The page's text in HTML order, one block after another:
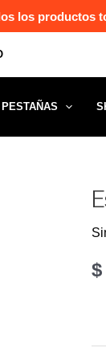
los productos
PESTAÑAS
$